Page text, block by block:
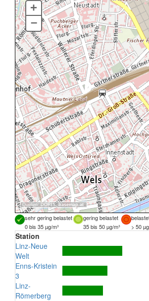
Quellen: DORIS, basemap.at
+
–
sehr gering belastet gering belastet
0 bis 35 µg/m³
35 bis 50 µg/m³ > 50
Station
Linz-Neue
Welt
Enns-Kristein
3
Linz-
Römerberg